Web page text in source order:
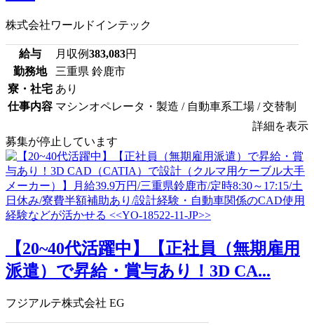
株式会社ワールドインテック
給与 月収例383,083円
勤務地
三重県 鈴鹿市
寮・社宅 あり
仕事内容 マシンオペレータ・製造 / 自動車系工場 / 交替制
詳細を表示
募集が停止しています
【20~40代活躍中】【正社員（無期雇用
派遣）で昇給・賞与あり！3D CA...
フジアルテ株式会社 EG